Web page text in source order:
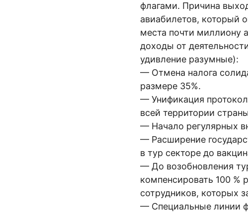
флагами. Причина
авиабилетов, который
места почти миллиону
доходы от
удивление разумные):
— Отмена налога
размере 35%.
— Унификация
всей территории
— Начало регулярных
— Расширение
в тур секторе до
— До возобновления
компенсировать 100 %
сотрудников, которых
— Специальные линии